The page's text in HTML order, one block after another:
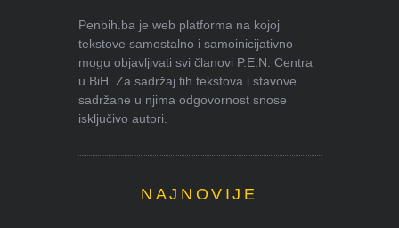
Penbih.ba je web platforma na kojoj
tekstove samostalno i samoinicijativno
mogu objavljivati svi članovi P.E.N. Centra
u BiH. Za sadržaj tih tekstova i stavove
sadržane u njima odgovornost snose
isključivo autori.
NAJNOVIJE